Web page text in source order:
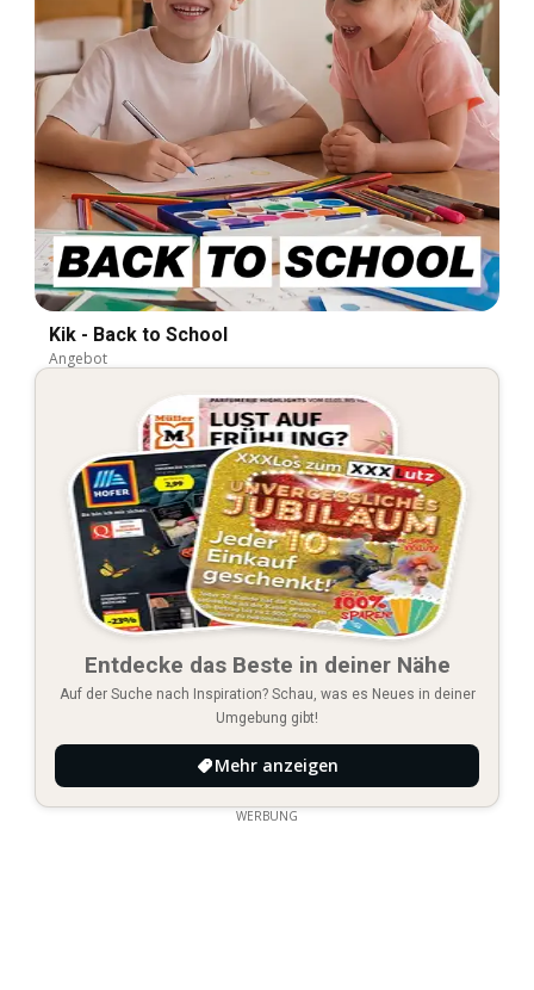
Kik - Back to School
Angebot
Entdecke das Beste in deiner Nähe
Auf der Suche nach Inspiration? Schau, was es Neues in deiner
Umgebung gibt!
Mehr anzeigen
WERBUNG